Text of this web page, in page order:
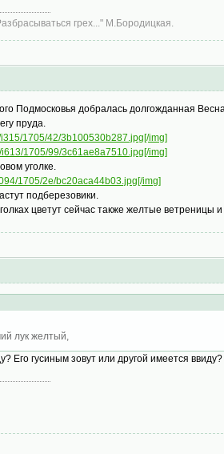
грех..." М.Бородицкая.
Подмосковья добралась долгожданная
пруда.
1705/42/3b100530b287.jpg[/img]
1705/99/3c61ae8a7510.jpg[/img]
уголке.
1705/2e/bc20aca44b03.jpg[/img]
подберезовики.
цветут сейчас также желтые
лук желтый,
Его гусиным зовут или другой имеется ввиду?